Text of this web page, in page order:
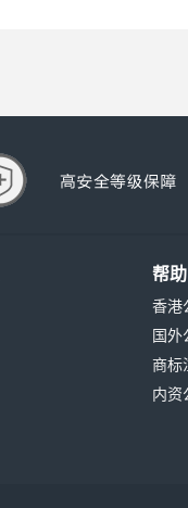
帮
香港
国外
商标
内资